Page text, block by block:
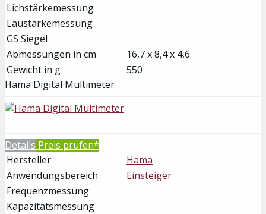
Lichstärkemessung
Laustärkemessung
GS Siegel
Abmessungen in cm
16,7 x 8,4 x 4,6
Gewicht in g
550
Hama Digital Multimeter
Details Preis prüfen*
Hersteller
Hama
Anwendungsbereich
Einsteiger
Frequenzmessung
Kapazitätsmessung